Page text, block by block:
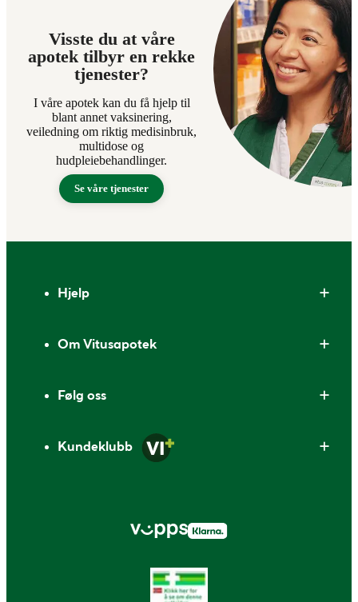
Visste du at våre
apotek tilbyr en rekke
tjenester?
I våre apotek kan du få hjelp til
blant annet vaksinering,
veiledning om riktig medisinbruk,
multidose og
hudpleiebehandlinger.
Se våre tjenester
Hjelp
Om Vitusapotek
Følg oss
Kundeklubb